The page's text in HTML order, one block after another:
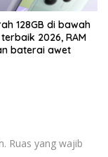
128GB di bawah
2026, RAM
baterai awet
Ruas yang wajib